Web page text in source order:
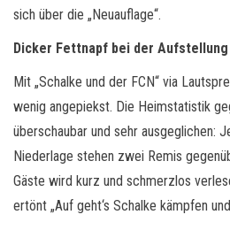
sich über die „Neuauflage“.
Dicker Fettnapf bei der Aufstellung
Mit „Schalke und der FCN“ via
wenig angepiekst. Die Heimstatistik
überschaubar und sehr ausgeglichen:
Niederlage stehen zwei Remis
Gäste wird kurz und schmerzlos
ertönt „Auf geht‘s Schalke kämpfen